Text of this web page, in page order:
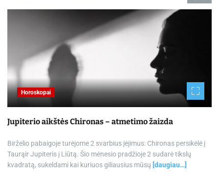
Horoskopai
Jupiterio aikštės Chironas – atmetimo žaizda
Birželio pabaigoje turėjome 2 svarbius įėjimus: Chironas persikėlė į
Taurąir Jupiteris į Liūtą. Šio mėnesio pradžioje 2 sudarė tikslų
kvadratą, sukeldami kai kuriuos giliausius mūsų [daugiau…]